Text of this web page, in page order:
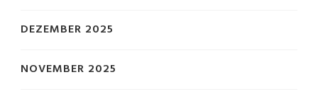
DEZEMBER 2025
NOVEMBER 2025